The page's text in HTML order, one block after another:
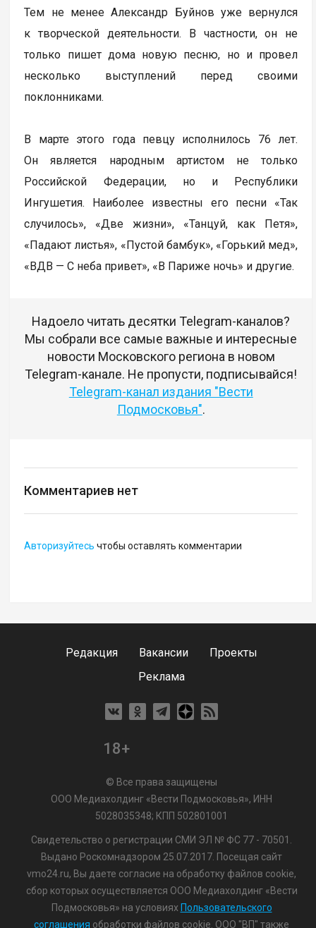
Тем не менее Александр Буйнов уже вернулся
к творческой деятельности. В частности, он не
только пишет дома новую песню, но и провел
несколько выступлений перед своими
поклонниками.
В марте этого года певцу исполнилось 76 лет.
Он является народным артистом не только
Российской Федерации, но и Республики
Ингушетия. Наиболее известны его песни «Так
случилось», «Две жизни», «Танцуй, как Петя»,
«Падают листья», «Пустой бамбук», «Горький мед»,
«ВДВ — С неба привет», «В Париже ночь» и другие.
Надоело читать десятки Telegram-каналов?
Мы собрали все самые важные и интересные
новости Московского региона в новом
Telegram-канале. Не пропусти, подписывайся!
Telegram-канал издания "Вести
Подмосковья".
Комментариев нет
Авторизуйтесь чтобы оставлять комментарии
Редакция Вакансии
Проекты
Реклама
18+
© Все права защищены
ООО Медиахолдинг «Вести Подмосковья», ИНН
5028035348; КПП 502801001
Свидетельство о регистрации СМИ ЭЛ № ФС 77 - 70501.
Выдано Роскомнадзором 25.07.2017. Посещая сайт
vmo24.ru, Вы даете согласие на обработку файлов cookie,
сбор которых осуществляется ООО Медиахолдинг «Вести
Подмосковья» на условиях Пользовательского
соглашения обработки файлов cookie. ООО "ВП" также